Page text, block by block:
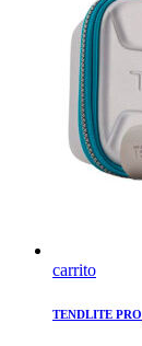
carrito
TENDLITE PRO